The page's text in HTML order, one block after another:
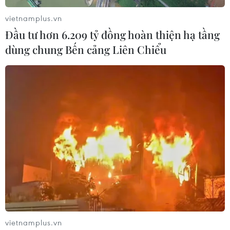
''khủng'' cho quảng cáo
26/12/2019 02:55
Tỷ phú Michael Bloomberg đã chi 120 triệu USD cho
hoạt động quảng cáo tại toàn bộ 50 bang của Mỹ, song
đặc biệt chú trọng tại các bang chiến địa trong ngày
"Siêu thứ Ba."
vietnamplus.vn
Đầu tư hơn 6.209 tỷ đồng hoàn thiện hạ tầng
dùng chung Bến cảng Liên Chiểu
vietnamplus.vn